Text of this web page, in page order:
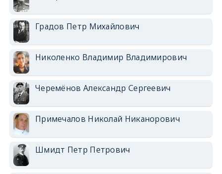
Градов Петр Михайлович
Николенко Владимир Владимирович
Черемёнов Александр Сергеевич
Примечалов Николай Никанорович
Шмидт Петр Петрович